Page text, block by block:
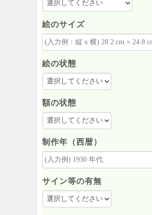
絵のサイズ
絵の状態
額の状態
制作年（西暦）
サイン等の有無